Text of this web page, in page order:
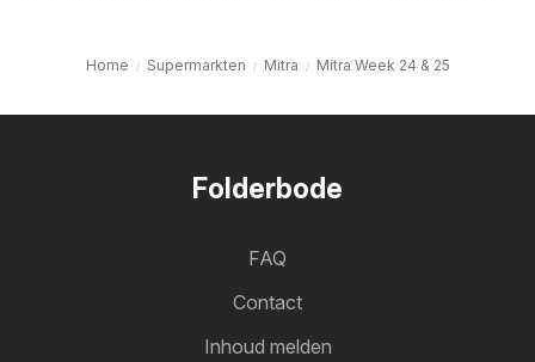
Home Supermarkten Mitra Mitra Week 24 & 25
Folderbode
FAQ
Contact
Inhoud melden